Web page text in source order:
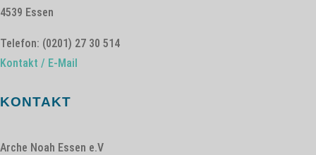
4539 Essen
Telefon: (0201) 27 30 514
Kontakt / E-Mail
KONTAKT
Arche Noah Essen e.V